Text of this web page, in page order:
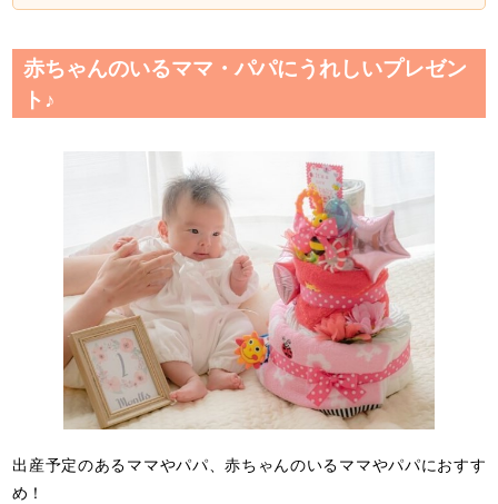
赤ちゃんのいるママ・パパにうれしいプレゼン
ト♪
出産予定のあるママやパパ、赤ちゃんのいるママやパパにおすす
め！